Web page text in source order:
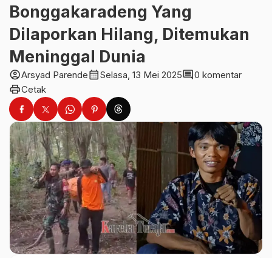
Bonggakaradeng Yang
Dilaporkan Hilang, Ditemukan
Meninggal Dunia
account_circleArsyad Parendecalendar_monthSelasa, 13 Mei 2025comment0 komentar
printCetak